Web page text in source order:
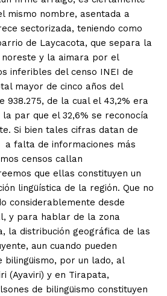
mismo nombre, asentada a
sectorizada, teniendo como
de Laycacota, que separa la
noreste y la aimara por el
inferibles del censo INEI de
mayor de cinco años del
938.275, de la cual el 43,2% era
par que el 32,6% se reconocía
Si bien tales cifras datan de
a falta de informaciones más
censos callan
que ellas constituyen un
lingüística de la región. Que no
considerablemente desde
y para hablar de la zona
la distribución geográfica de las
aun cuando pueden
bilingüismo, por un lado, al
(Ayaviri) y en Tirapata,
de bilingüismo constituyen